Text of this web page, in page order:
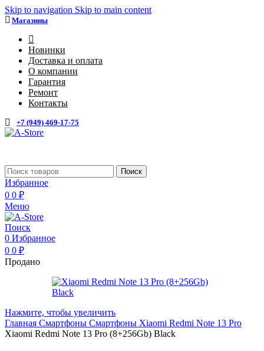
Skip to navigation Skip to main content
Магазины
Новинки
Доставка и оплата
О компании
Гарантия
Ремонт
Контакты
+7 (949) 469-17-75
Поиск
Избранное
0 0 ₽
Меню
Поиск
0 Избранное
0 0 ₽
Продано
Нажмите, чтобы увеличить
Главная Смартфоны Смартфоны Xiaomi Redmi Note 13 Pro
Xiaomi Redmi Note 13 Pro (8+256Gb) Black